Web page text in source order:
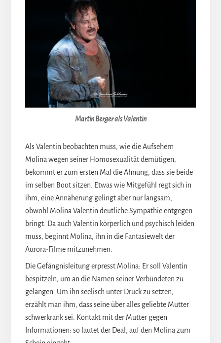
Martin Berger als Valentin
Als Valentin beobachten muss, wie die Aufsehern
Molina wegen seiner Homosexualität demütigen,
bekommt er zum ersten Mal die Ahnung, dass sie beide
im selben Boot sitzen. Etwas wie Mitgefühl regt sich in
ihm, eine Annäherung gelingt aber nur langsam,
obwohl Molina Valentin deutliche Sympathie entgegen
bringt. Da auch Valentin körperlich und psychisch leiden
muss, beginnt Molina, ihn in die Fantasiewelt der
Aurora-Filme mitzunehmen.
Die Gefängnisleitung erpresst Molina: Er soll Valentin
bespitzeln, um an die Namen seiner Verbündeten zu
gelangen. Um ihn seelisch unter Druck zu setzen,
erzählt man ihm, dass seine über alles geliebte Mutter
schwerkrank sei. Kontakt mit der Mutter gegen
Informationen: so lautet der Deal, auf den Molina zum